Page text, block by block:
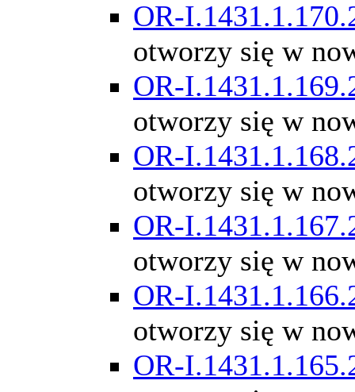
OR-
otworzy się w
OR-
otworzy się w
OR-
otworzy się w
OR-
otworzy się w
OR-
otworzy się w
OR-